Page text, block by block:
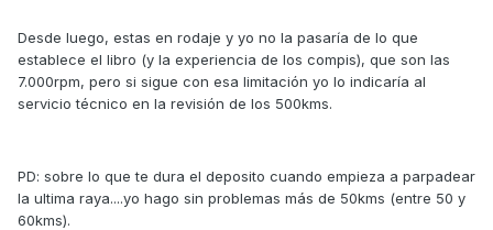
Desde luego, estas en rodaje y yo no la pasaría de lo que
establece el libro (y la experiencia de los compis), que son las
7.000rpm, pero si sigue con esa limitación yo lo indicaría al
servicio técnico en la revisión de los 500kms.
PD: sobre lo que te dura el deposito cuando empieza a parpadear
la ultima raya....yo hago sin problemas más de 50kms (entre 50 y
60kms).